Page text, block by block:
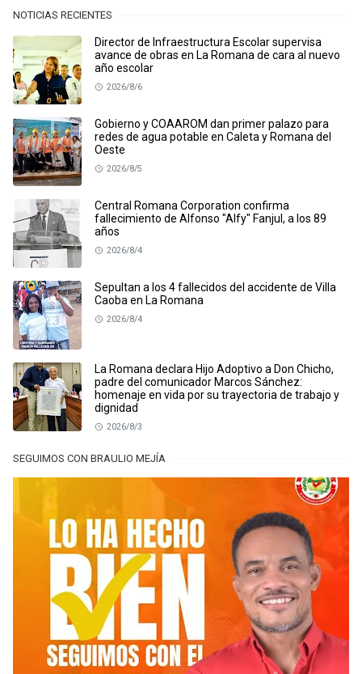
NOTICIAS RECIENTES
Director de Infraestructura Escolar supervisa
avance de obras en La Romana de cara al nuevo
año escolar
2026/8/6
Gobierno y COAAROM dan primer palazo para
redes de agua potable en Caleta y Romana del
Oeste
2026/8/5
Central Romana Corporation confirma
fallecimiento de Alfonso "Alfy" Fanjul, a los 89
años
2026/8/4
Sepultan a los 4 fallecidos del accidente de Villa
Caoba en La Romana
2026/8/4
La Romana declara Hijo Adoptivo a Don Chicho,
padre del comunicador Marcos Sánchez:
homenaje en vida por su trayectoria de trabajo y
dignidad
2026/8/3
SEGUIMOS CON BRAULIO MEJÍA